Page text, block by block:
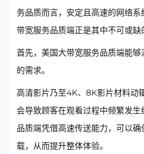
务品质而言，安定且高速的网络
带宽服务品质端正是其中不可或缺
首先，美国大带宽服务品质端能
的需求。
高清影片乃至4K、8K影片材料动
会导致顾客在观看过程中频繁发
品质端凭借高速传送能力，可以
载，从而提升整体体验。